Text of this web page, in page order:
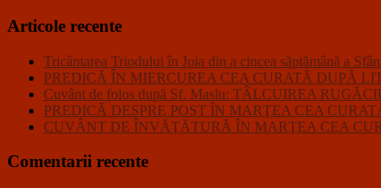
Articole recente
Tricântarea Triodului în Joia din a cincea săptămână a
PREDICĂ ÎN MIERCUREA CEA CURATĂ DUPĂ
Cuvânt de folos după Sf. Maslu: TÂLCUIREA
PREDICĂ DESPRE POST ÎN MARŢEA CEA
CUVÂNT DE ÎNVĂŢĂTURĂ ÎN MARŢEA CEA
Comentarii recente